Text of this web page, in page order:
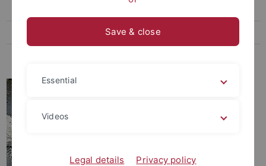
Save & close
Essential
Videos
Legal details Privacy policy